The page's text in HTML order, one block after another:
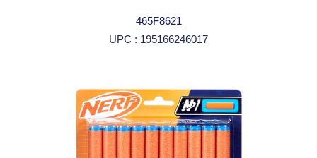
465F8621
UPC : 195166246017